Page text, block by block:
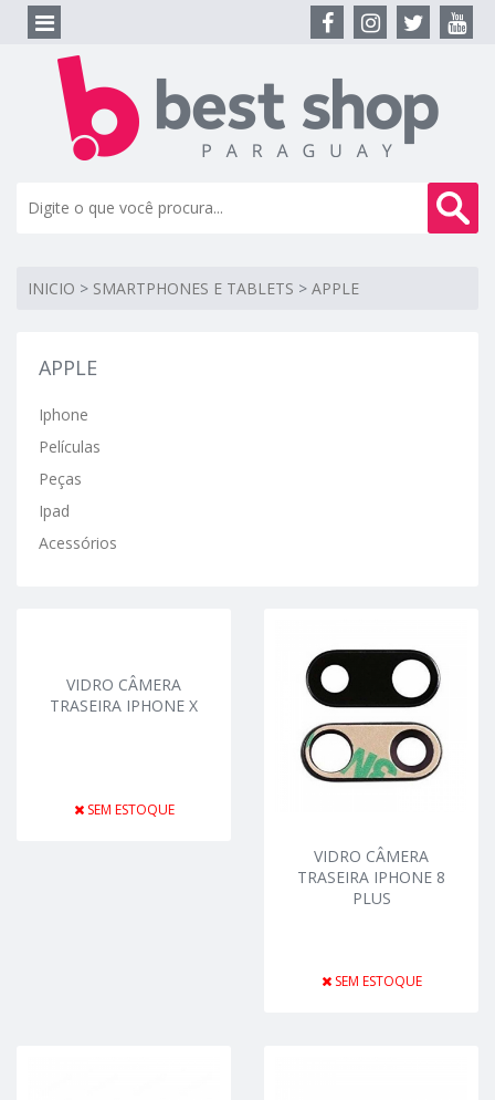
INICIO > SMARTPHONES E TABLETS > APPLE
APPLE
Iphone
Películas
Peças
Ipad
Acessórios
VIDRO CÂMERA
TRASEIRA IPHONE X
SEM ESTOQUE
VIDRO CÂMERA
TRASEIRA IPHONE 8
PLUS
SEM ESTOQUE